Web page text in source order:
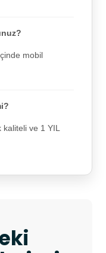
mobil
kaliteli ve 1 YIL